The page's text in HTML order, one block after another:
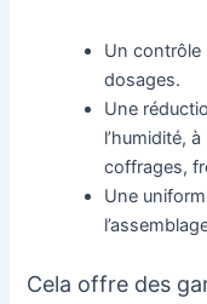
Un contrôle
dosages.
Une
l’humidité,
coffrages,
Une
Cela offre des